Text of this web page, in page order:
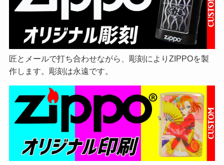
匠とメールで打ち合わせながら、彫刻によりZIPPOを製
作します。彫刻は永遠です。